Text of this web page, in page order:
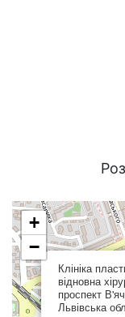
Клініка
відновна
проспект
Львівська
+
−